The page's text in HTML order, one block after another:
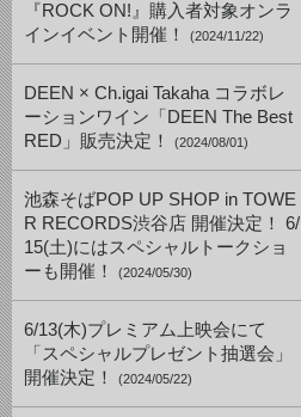
『ROCK ON!』購入者対象オンラ
インイベント開催！
(2024/11/22)
DEEN × Ch.igai Takaha コラボレ
ーションワイン「DEEN The Best
RED」販売決定！
(2024/08/01)
池森そばPOP UP SHOP in TOWE
R RECORDS渋谷店 開催決定！ 6/
15(土)にはスペシャルトークショ
ーも開催！
(2024/05/30)
6/13(木)プレミアム上映会にて
「スペシャルプレゼント抽選会」
開催決定！
(2024/05/22)